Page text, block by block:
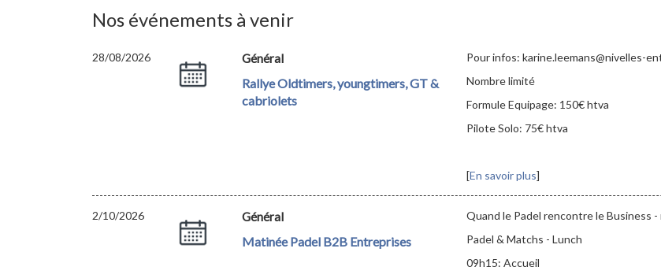
Nos événements à venir
28/08/2026 Général
Rallye Oldtimers, youngtimers, GT &
cabriolets
Pour infos: karine.leemans@nivelles-
Nombre limité
Formule Equipage: 150€ htva
Pilote Solo: 75€ htva
[En savoir plus]
2/10/2026 Général
Matinée Padel B2B Entreprises
Quand le Padel rencontre le Business
Padel & Matchs - Lunch
09h15: Accueil